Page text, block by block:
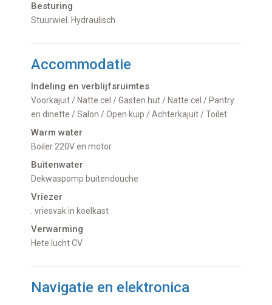
Besturing
Stuurwiel. Hydraulisch
Accommodatie
Indeling en verblijfsruimtes
Voorkajuit / Natte cel / Gasten hut / Natte cel / Pantry
en dinette / Salon / Open kuip / Achterkajuit / Toilet
Warm water
Boiler 220V en motor
Buitenwater
dekwaspomp buitendouche
Vriezer
. vriesvak in koelkast
Verwarming
hete lucht CV
Navigatie en elektronica